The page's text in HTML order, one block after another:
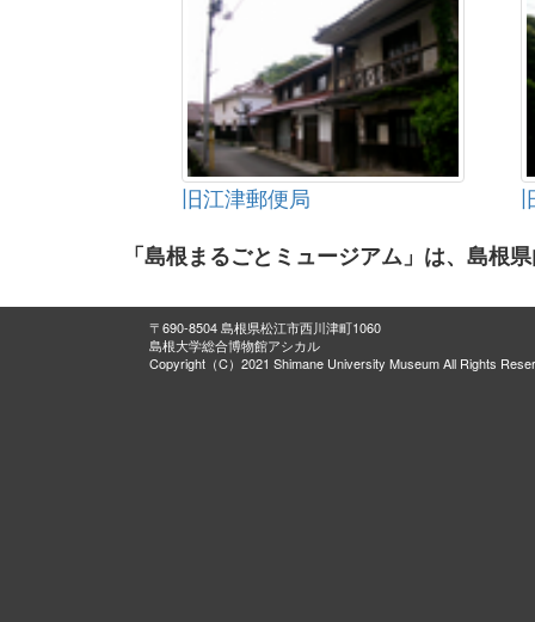
旧江津郵便局
「島根まるごとミュージアム」は、島根
〒690-8504 島根県松江市西川津町1060
島根大学総合博物館アシカル
Copyright（C）2021 Shimane University Museum All Rights